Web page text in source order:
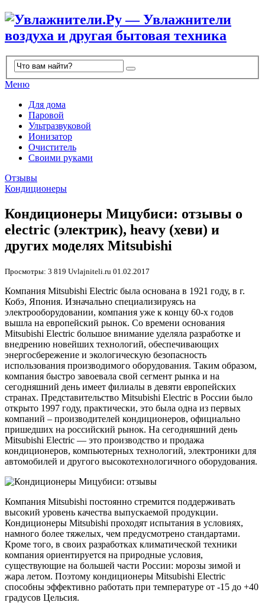
Меню
Для дома
Паровой
Ультразвуковой
Ионизатор
Очиститель
Своими руками
Отзывы
Кондиционеры
Кондиционеры Мицубиси: отзывы о
electric (электрик), heavy (хеви) и
других моделях Mitsubishi
Просмотры: 3 819 Uvlajniteli.ru 01.02.2017
Компания Mitsubishi Electric была основана в 1921 году, в г.
Кобэ, Япония. Изначально специализируясь на
электрооборудовании, компания уже к концу 60-х годов
вышла на европейский рынок. Со времени основания
Mitsubishi Electric большое внимание уделяла разработке и
внедрению новейших технологий, обеспечивающих
энергосбережение и экологическую безопасность
использования производимого оборудования. Таким образом,
компания быстро завоевала свой сегмент рынка и на
сегодняшний день имеет филиалы в девяти европейских
странах. Представительство Mitsubishi Electric в России было
открыто 1997 году, практически, это была одна из первых
компаний – производителей кондиционеров, официально
пришедших на российский рынок. На сегодняшний день
Mitsubishi Electric — это производство и продажа
кондиционеров, компьютерных технологий, электроники для
автомобилей и другого высокотехнологичного оборудования.
Компания Mitsubishi постоянно стремится поддерживать
высокий уровень качества выпускаемой продукции.
Кондиционеры Mitsubishi проходят испытания в условиях,
намного более тяжелых, чем предусмотрено стандартами.
Кроме того, в своих разработках климатической техники
компания ориентируется на природные условия,
существующие на большей части России: морозы зимой и
жара летом. Поэтому кондиционеры Mitsubishi Electric
способны эффективно работать при температуре от -15 до +40
градусов Цельсия.